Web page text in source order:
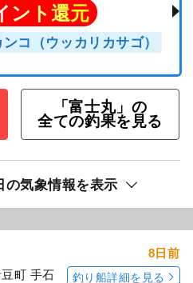
ント還元
ンコ（ウッカリカサゴ）
「富士丸」の
全ての釣果を見る
の気象情報を表示
町 手石
8日前
釣り船詳細を見る